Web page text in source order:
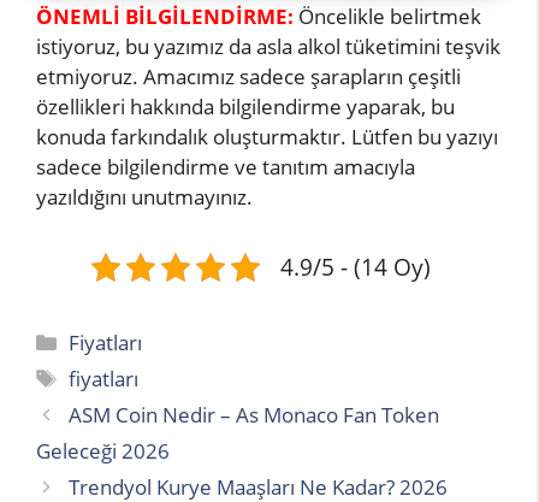
ÖNEMLİ BİLGİLENDİRME: Öncelikle belirtmek
istiyoruz, bu yazımız da asla alkol tüketimini teşvik
etmiyoruz. Amacımız sadece şarapların çeşitli
özellikleri hakkında bilgilendirme yaparak, bu
konuda farkındalık oluşturmaktır. Lütfen bu yazıyı
sadece bilgilendirme ve tanıtım amacıyla
yazıldığını unutmayınız.
4.9/5 - (14 Oy)
Kategoriler
Fiyatları
Etiketler
fiyatları
ASM Coin Nedir – As Monaco Fan Token
Geleceği 2026
Trendyol Kurye Maaşları Ne Kadar? 2026